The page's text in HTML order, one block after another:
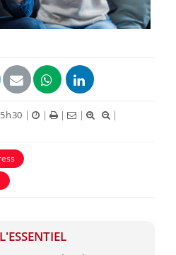
| | | |
|
L'ESSENTIEL